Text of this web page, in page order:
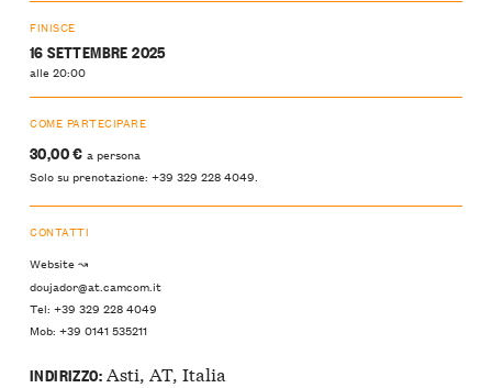
FINISCE
16 SETTEMBRE 2025
alle 20:00
COME PARTECIPARE
30,00 € a persona
Solo su prenotazione: +39 329 228 4049.
CONTATTI
Website ↝
doujador@at.camcom.it
Tel: +39 329 228 4049
Mob: +39 0141 535211
INDIRIZZO:Asti, AT, Italia